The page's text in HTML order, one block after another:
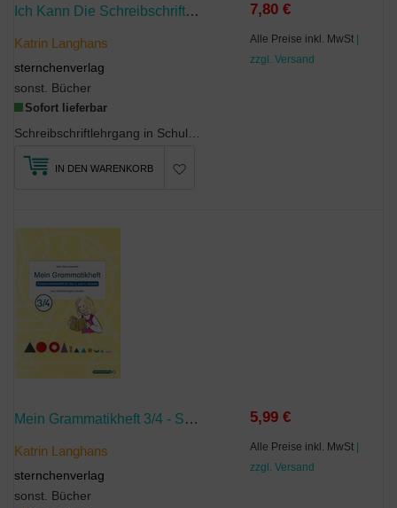
Ich Kann Die Schreibschrift - Schreiblehrgang - Schulausgangsschrift - Mit Vier Weiteren Übungsseiten
Katrin Langhans
sternchenverlag
sonst. Bücher
Sofort lieferbar
7,80 €
Alle Preise inkl. MwSt |
zzgl. Versand
IN DEN WARENKORB
Mein Grammatikheft 3/4 - Schülerarbeitsheft Für Die 3. Und 4. Klasse
Katrin Langhans
sternchenverlag
sonst. Bücher
5,99 €
Alle Preise inkl. MwSt |
zzgl. Versand